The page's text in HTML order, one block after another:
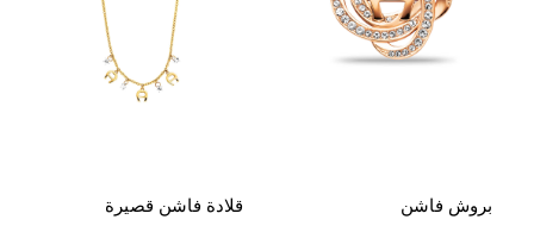
بروش فاشن قلادة فاشن قصيرة